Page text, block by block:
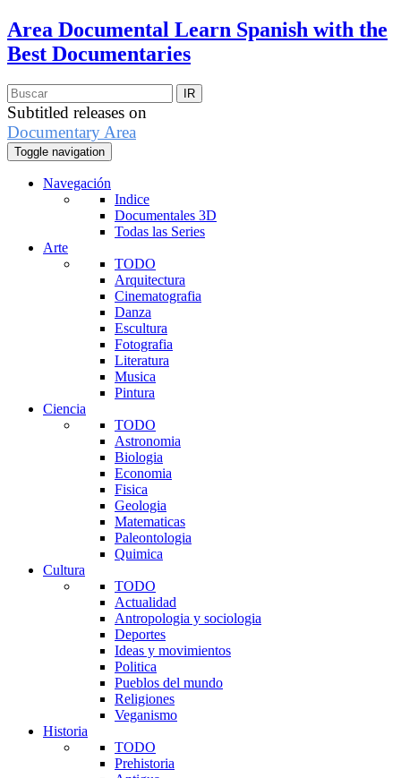
Area Documental Learn Spanish with the
Best Documentaries
Subtitled releases on
Documentary Area
Toggle navigation
Navegación
Indice
Documentales 3D
Todas las Series
Arte
TODO
Arquitectura
Cinematografia
Danza
Escultura
Fotografia
Literatura
Musica
Pintura
Ciencia
TODO
Astronomia
Biologia
Economia
Fisica
Geologia
Matematicas
Paleontologia
Quimica
Cultura
TODO
Actualidad
Antropologia y sociologia
Deportes
Ideas y movimientos
Politica
Pueblos del mundo
Religiones
Veganismo
Historia
TODO
Prehistoria